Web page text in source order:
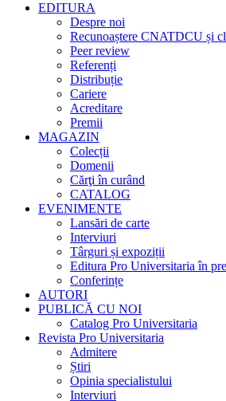
EDITURA
Despre noi
Recunoaștere CNATDCU și
Peer review
Referenți
Distribuție
Cariere
Acreditare
Premii
MAGAZIN
Colecții
Domenii
Cărţi în curând
CATALOG
EVENIMENTE
Lansări de carte
Interviuri
Târguri și expoziții
Editura Pro Universitaria în
Conferințe
AUTORI
PUBLICĂ CU NOI
Catalog Pro Universitaria
Revista Pro Universitaria
Admitere
Știri
Opinia specialistului
Interviuri